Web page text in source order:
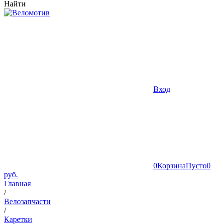
Найти
Вход
0КорзинаПусто0
руб.
Главная
/
Велозапчасти
/
Каретки